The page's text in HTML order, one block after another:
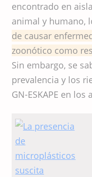
encontrado en
animal y humano,
de causar
zoonótico como
Sin embargo, se
prevalencia y los
GN-ESKAPE en